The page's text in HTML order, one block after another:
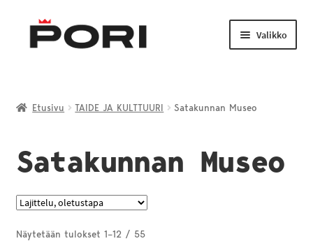
navigointiin
sisältöön
Valikko
VENEILY JA KALASTUS
PORI-TUOTTEET
Etusivu TAIDE JA KULTTUURI Satakunnan Museo
Satakunnan Museo
Näytetään tulokset 1–12 / 55